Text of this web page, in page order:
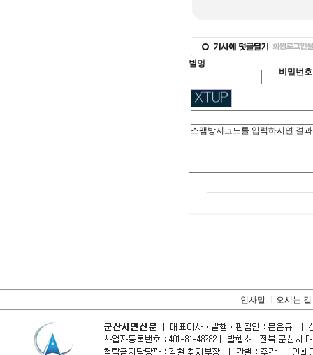
별명
비밀번호
스팸방지코드를 입력하시면 결
인사말 오시는 길